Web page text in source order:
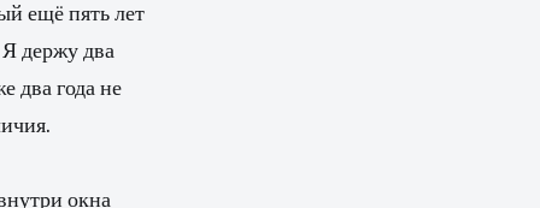
ещё пять лет
держу два
два года не
окна